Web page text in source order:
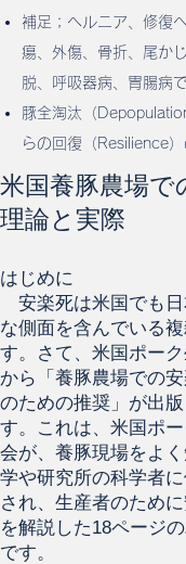
補足； ヘルニア、修復
瘍、外傷、骨折、尾か
脱、呼吸器病、胃腸病
豚全淘汰（
らの回復（Resilience
米国養豚農場で
理論と実際
はじめに
安楽死は米国でも日
な側面を含んでいる
す。さて、米国ポー
から「養豚農場での
のための推奨」が出
す。これは、米国ポ
会が、養豚現場をよ
学や研究所の科学者
され、生産者のため
を解説した18ページ
です。